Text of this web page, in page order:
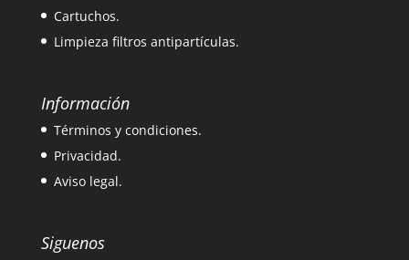
Cartuchos.
Limpieza filtros antipartículas.
Información
Términos y condiciones.
Privacidad.
Aviso legal.
Siguenos